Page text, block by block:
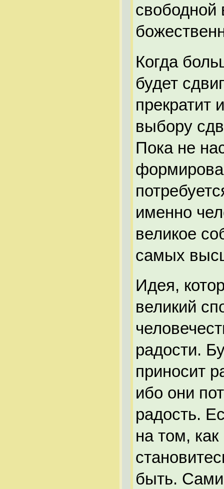
свободной
Когда
будет
прекратит
выбору
Пока не
именно
великое
самых
Идея,
великий
радости.
приносит
ибо они
радость.
на том,
быть.